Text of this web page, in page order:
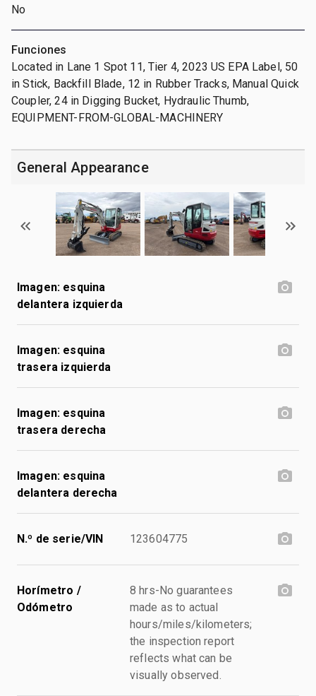
No
Funciones
Located in Lane 1 Spot 11, Tier 4, 2023 US EPA Label, 50
in Stick, Backfill Blade, 12 in Rubber Tracks, Manual Quick
Coupler, 24 in Digging Bucket, Hydraulic Thumb,
EQUIPMENT-FROM-GLOBAL-MACHINERY
General Appearance
Imagen: esquina
delantera izquierda
Imagen: esquina
trasera izquierda
Imagen: esquina
trasera derecha
Imagen: esquina
delantera derecha
N.º de serie/VIN 123604775
Horímetro /
Odómetro
8 hrs-No guarantees
made as to actual
hours/miles/kilometers;
the inspection report
reflects what can be
visually observed.